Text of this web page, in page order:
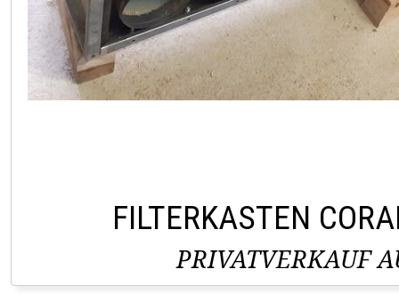
FILTERKASTEN
PRIVATVERKAUF